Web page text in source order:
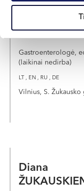
Gastroenterologė,
(laikinai nedirba)
LT , EN , RU , DE
Vilnius, S. Žukausko
Diana